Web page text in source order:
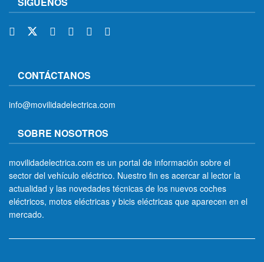
CONTÁCTANOS
info@movilidadelectrica.com
SOBRE NOSOTROS
movilidadelectrica.com es un portal de información sobre el
sector del vehículo eléctrico. Nuestro fin es acercar al lector la
actualidad y las novedades técnicas de los nuevos coches
eléctricos, motos eléctricas y bicis eléctricas que aparecen en el
mercado.